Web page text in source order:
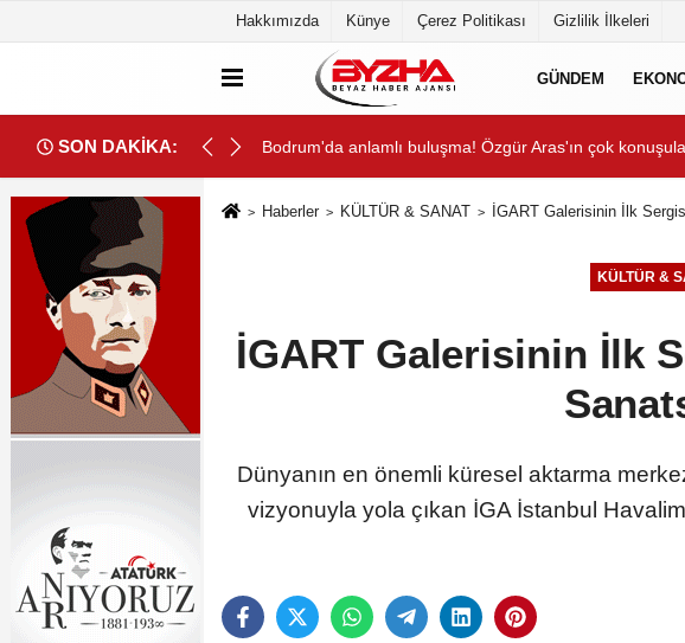
Hakkımızda Künye Çerez Politikası Gizlilik İlkeleri
GÜNDEM
SON DAKİKA:
kitabı yeni baskısını Titanic Luxury Collection Bodrum'da kutladı
Deniz Kızı Kadın Yelken Kupası 18 Ekim’de
Haberler KÜLTÜR & SANAT İGART Galerisinin İlk
KÜLTÜR &
İGART Galerisinin İlk
Dünyanın en önemli küresel aktarma
vizyonuyla yola çıkan İGA İstanbul